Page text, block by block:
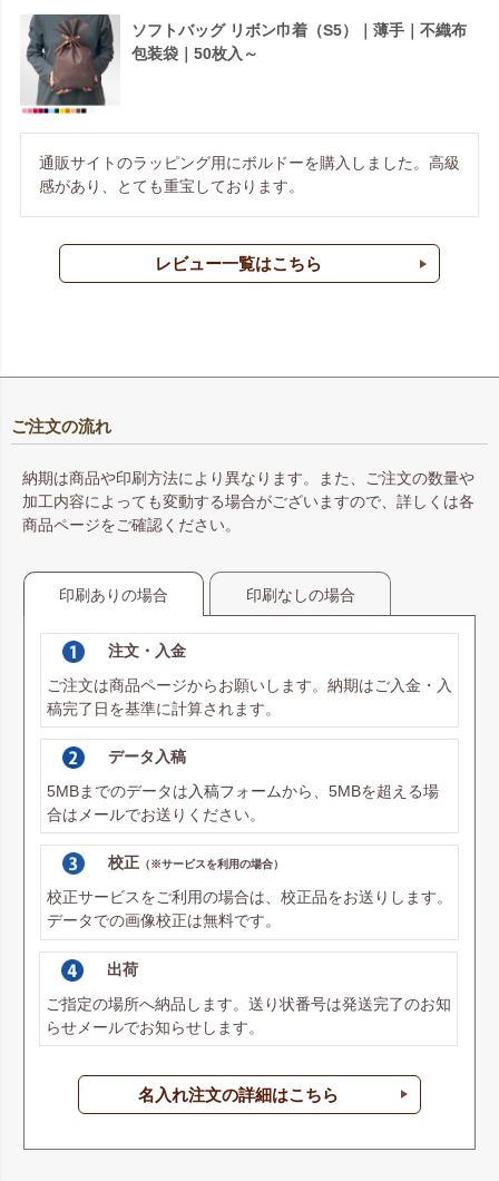
ソフトバッグ リボン巾着（S5）｜薄手｜不織布
包装袋｜50枚入～
通販サイトのラッピング用にボルドーを購入しました。高級
感があり、とても重宝しております。
レビュー一覧はこちら
ご注文の流れ
納期は商品や印刷方法により異なります。また、ご注文の数量や
加工内容によっても変動する場合がございますので、詳しくは各
商品ページをご確認ください。
印刷ありの場合 印刷なしの場合
注文・入金
ご注文は商品ページからお願いします。納期はご入金・入
稿完了日を基準に計算されます。
データ入稿
5MBまでのデータは入稿フォームから、5MBを超える場
合はメールでお送りください。
校正（※サービスを利用の場合）
校正サービスをご利用の場合は、校正品をお送りします。
データでの画像校正は無料です。
出荷
ご指定の場所へ納品します。送り状番号は発送完了のお知
らせメールでお知らせします。
名入れ注文の詳細はこちら